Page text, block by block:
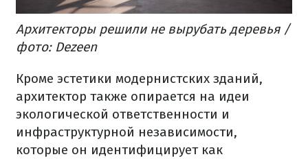
Архитекторы решили не вырубать деревья /
фото: Dezeen
Кроме эстетики модернистских зданий,
архитектор также опирается на идеи
экологической ответственности и
инфраструктурной независимости,
которые он идентифицирует как